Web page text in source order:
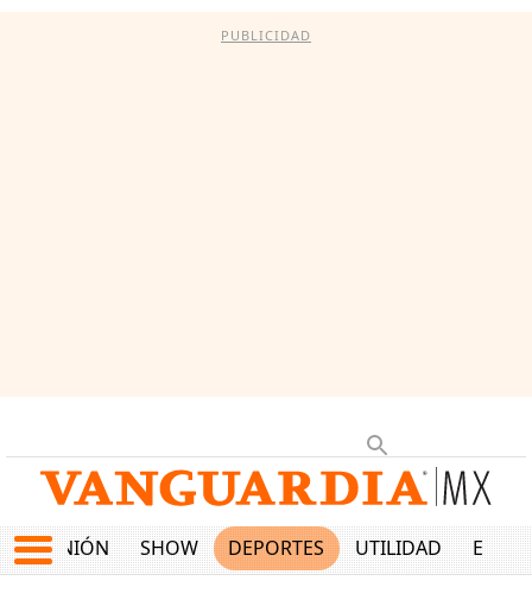
PUBLICIDAD
OPINIÓN SHOW DEPORTES UTILIDAD